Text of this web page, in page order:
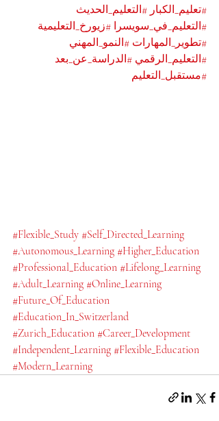
#تعليم_الكبار #التعليم_الحديث
#التعليم_في_سويسرا #زيورخ_التعليمية
#تطوير_المهارات #النمو_المهني
#التعليم_الرقمي #الدراسة_عن_بعد
#مستقبل_التعليم
#Flexible_Study #Self_Directed_Learning
#Autonomous_Learning #Higher_Education
#Professional_Education #Lifelong_Learning
#Adult_Learning #Online_Learning
#Future_Of_Education
#Education_In_Switzerland
#Zurich_Education #Career_Development
#Independent_Learning #Flexible_Education
#Modern_Learning